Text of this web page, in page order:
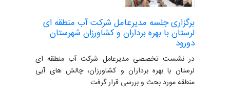
برگزاری جلسه مدیرعامل شرکت آب منطقه ای
لرستان با بهره برداران و کشاورزان شهرستان
دورود
در نشست تخصصی مدیرعامل شرکت آب منطقه ای
لرستان با بهره برداران و کشاورزان، چالش های آبی
منطقه مورد بحث و بررسی قرار گرفت